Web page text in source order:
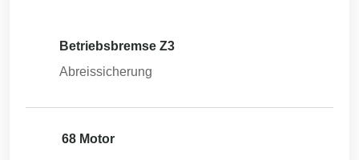
Betriebsbremse Z3
Abreissicherung
68 Motor